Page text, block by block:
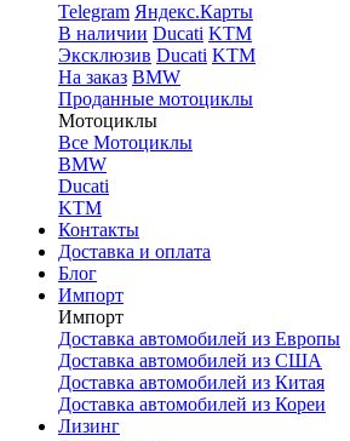
Telegram Яндекс.Карты
В наличии Ducati KTM
Эксклюзив Ducati KTM
На заказ BMW
Проданные мотоциклы
Мотоциклы
Все Мотоциклы
BMW
Ducati
KTM
Контакты
Доставка и оплата
Блог
Импорт
Импорт
Доставка автомобилей из Европы
Доставка автомобилей из США
Доставка автомобилей из Китая
Доставка автомобилей из Кореи
Лизинг